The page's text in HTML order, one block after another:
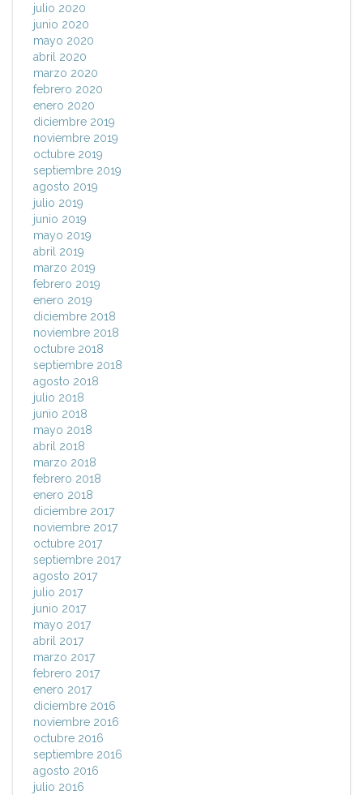
julio 2020
junio 2020
mayo 2020
abril 2020
marzo 2020
febrero 2020
enero 2020
diciembre 2019
noviembre 2019
octubre 2019
septiembre 2019
agosto 2019
julio 2019
junio 2019
mayo 2019
abril 2019
marzo 2019
febrero 2019
enero 2019
diciembre 2018
noviembre 2018
octubre 2018
septiembre 2018
agosto 2018
julio 2018
junio 2018
mayo 2018
abril 2018
marzo 2018
febrero 2018
enero 2018
diciembre 2017
noviembre 2017
octubre 2017
septiembre 2017
agosto 2017
julio 2017
junio 2017
mayo 2017
abril 2017
marzo 2017
febrero 2017
enero 2017
diciembre 2016
noviembre 2016
octubre 2016
septiembre 2016
agosto 2016
julio 2016